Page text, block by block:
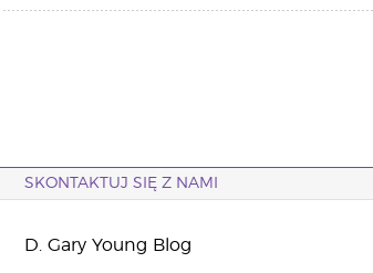
SKONTAKTUJ SIĘ Z NAMI
D. Gary Young Blog